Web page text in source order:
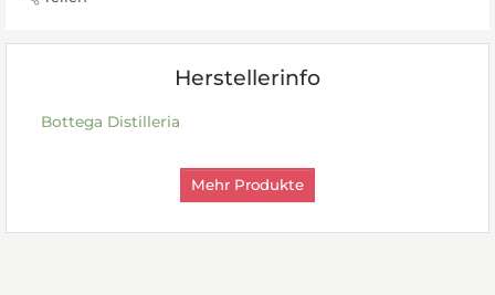
Herstellerinfo
Bottega Distilleria
Mehr Produkte